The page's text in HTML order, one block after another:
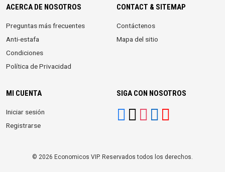
ACERCA DE NOSOTROS
Preguntas más frecuentes
Anti-estafa
Condiciones
Política de Privacidad
CONTACT & SITEMAP
Contáctenos
Mapa del sitio
MI CUENTA
Iniciar sesión
Registrarse
SIGA CON NOSOTROS
© 2026 Economicos VIP. Reservados todos los derechos.